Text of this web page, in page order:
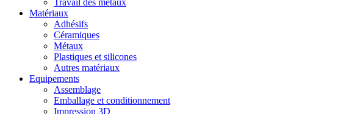
Matériaux
Adhésifs
Céramiques
Métaux
Plastiques et silicones
Autres matériaux
Equipements
Assemblage
Emballage et conditionnement
Impression 3D